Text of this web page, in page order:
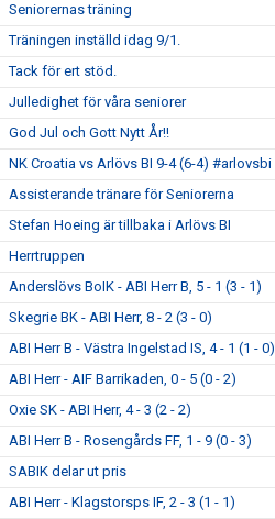
Seniorernas träning
Träningen inställd idag 9/1.
Tack för ert stöd.
Julledighet för våra seniorer
God Jul och Gott Nytt År!!
NK Croatia vs Arlövs BI 9-4 (6-4) #arlovsbi
Assisterande tränare för Seniorerna
Stefan Hoeing är tillbaka i Arlövs BI
Herrtruppen
Anderslövs BoIK - ABI Herr B, 5 - 1 (3 - 1)
Skegrie BK - ABI Herr, 8 - 2 (3 - 0)
ABI Herr B - Västra Ingelstad IS, 4 - 1 (1 - 0)
ABI Herr - AIF Barrikaden, 0 - 5 (0 - 2)
Oxie SK - ABI Herr, 4 - 3 (2 - 2)
ABI Herr B - Rosengårds FF, 1 - 9 (0 - 3)
SABIK delar ut pris
ABI Herr - Klagstorsps IF, 2 - 3 (1 - 1)